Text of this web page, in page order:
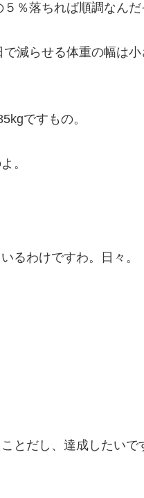
％落ちれば順調なんだ
減らせる体重の幅は
ですもの。
。
るわけですわ。日々。
とだし、達成したいで